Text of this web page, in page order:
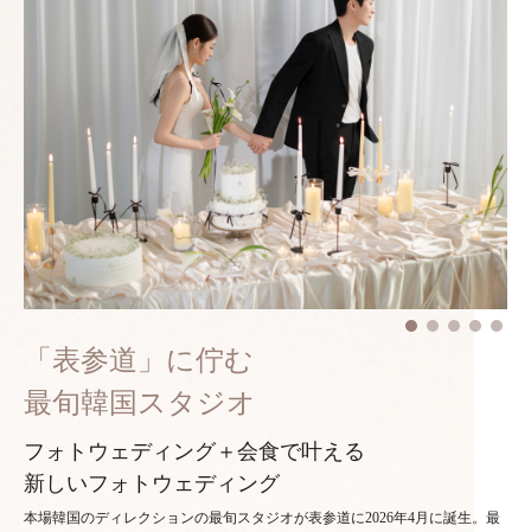
「表参道」に佇む
最旬韓国スタジオ
フォトウェディング＋会食で叶える
新しいフォトウェディング
本場韓国のディレクションの最旬スタジオが表参道に2026年4月に誕生。最